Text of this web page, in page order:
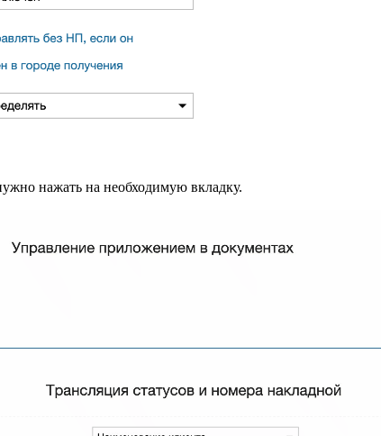
нажать на необходимую вкладку.